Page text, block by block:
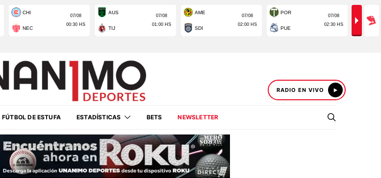
RADIO EN VIVO
FÚTBOL DE ESTUFA ESTADÍSTICAS BETS NEWSLETTER